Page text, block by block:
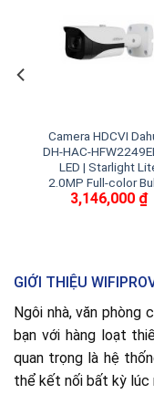
Camera HDCVI
DH-HAC-
LED | Starlight
2.0MP Full-color
3,146,000 ₫
GIỚI THIỆU
Ngôi nhà, văn phòng
bạn với hàng loạt
quan trọng là hệ
thể kết nối bất kỳ lúc